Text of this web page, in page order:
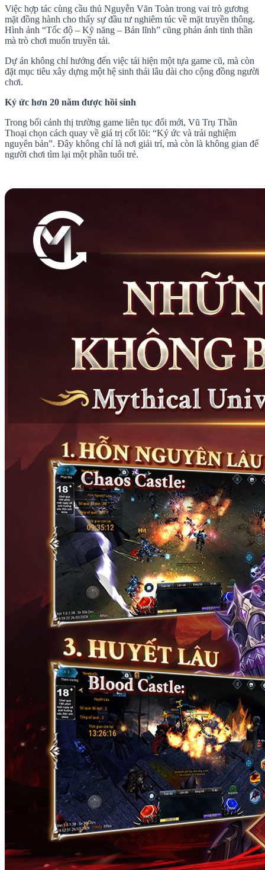
Việc hợp tác cùng cầu thủ Nguyễn Văn Toàn trong vai trò gương
mặt đồng hành cho thấy sự đầu tư nghiêm túc về mặt truyền thông.
Hình ảnh “Tốc độ – Kỹ năng – Bản lĩnh” cũng phản ánh tinh thần
mà trò chơi muốn truyền tải.
Dự án không chỉ hướng đến việc tái hiện một tựa game cũ, mà còn
đặt mục tiêu xây dựng một hệ sinh thái lâu dài cho cộng đồng người
chơi.
Ký ức hơn 20 năm được hồi sinh
Trong bối cảnh thị trường game liên tục đổi mới, Vũ Trụ Thần
Thoại chọn cách quay về giá trị cốt lõi: “Ký ức và trải nghiệm
nguyên bản”. Đây không chỉ là nơi giải trí, mà còn là không gian để
người chơi tìm lại một phần tuổi trẻ.